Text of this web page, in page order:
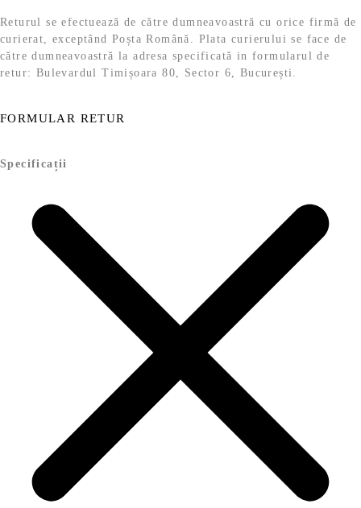
Returul se efectuează de către dumneavoastră cu orice firmă de
curierat, exceptând Poșta Română. Plata curierului se face de
către dumneavoastră la adresa specificată in formularul de
retur: Bulevardul Timișoara 80, Sector 6, București.
FORMULAR RETUR
Specificații